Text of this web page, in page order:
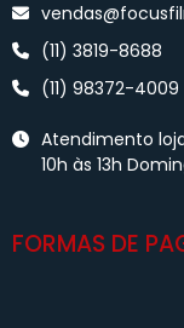
(11) 3819-8688
(11) 98372-4009
Atendimento
10h às 13h
FORMAS DE